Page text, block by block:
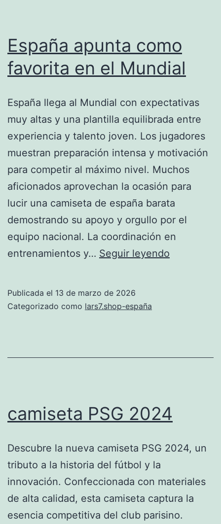
España apunta como
favorita en el Mundial
España llega al Mundial con expectativas
muy altas y una plantilla equilibrada entre
experiencia y talento joven. Los jugadores
muestran preparación intensa y motivación
para competir al máximo nivel. Muchos
aficionados aprovechan la ocasión para
lucir una camiseta de españa barata
demostrando su apoyo y orgullo por el
equipo nacional. La coordinación en
entrenamientos y… Seguir leyendo
Publicada el 13 de marzo de 2026
Categorizado como lars7.shop-españa
camiseta PSG 2024
Descubre la nueva camiseta PSG 2024, un
tributo a la historia del fútbol y la
innovación. Confeccionada con materiales
de alta calidad, esta camiseta captura la
esencia competitiva del club parisino.